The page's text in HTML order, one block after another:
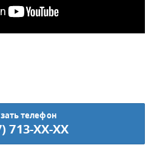
телефон
713-XX-XX